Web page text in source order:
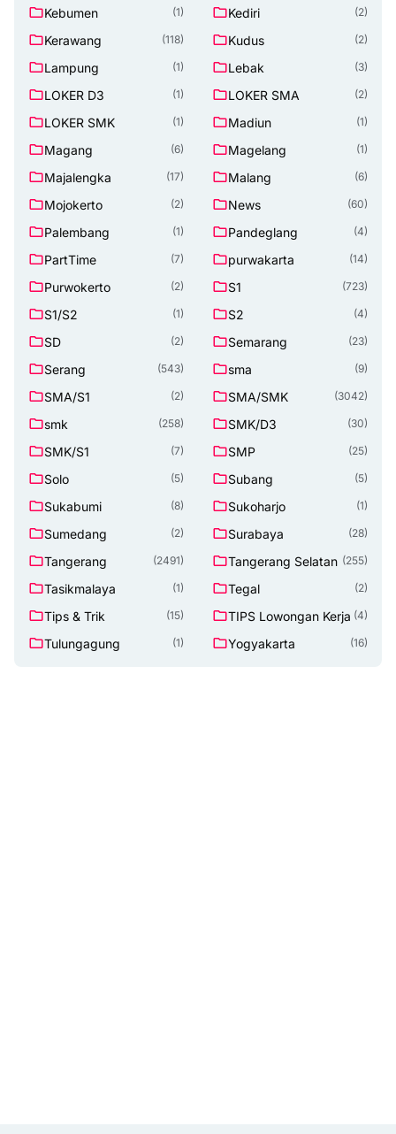
Kebumen (1) Kediri (2)
Kerawang (118) Kudus (2)
Lampung (1) Lebak (3)
LOKER D3 (1) LOKER SMA (2)
LOKER SMK (1) Madiun (1)
Magang (6) Magelang (1)
Majalengka (17) Malang (6)
Mojokerto (2) News (60)
Palembang (1) Pandeglang (4)
PartTime (7) purwakarta (14)
Purwokerto (2) S1 (723)
S1/S2 (1) S2 (4)
SD (2) Semarang (23)
Serang (543) sma (9)
SMA/S1 (2) SMA/SMK (3042)
smk (258) SMK/D3 (30)
SMK/S1 (7) SMP (25)
Solo (5) Subang (5)
Sukabumi (8) Sukoharjo (1)
Sumedang (2) Surabaya (28)
Tangerang (2491) Tangerang Selatan (255)
Tasikmalaya (1) Tegal (2)
Tips & Trik (15) TIPS Lowongan Kerja (4)
Tulungagung (1) Yogyakarta (16)